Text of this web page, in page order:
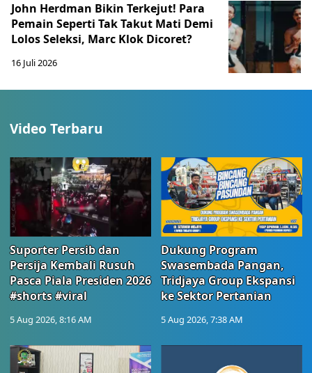
John Herdman Bikin Terkejut! Para
Pemain Seperti Tak Takut Mati Demi
Lolos Seleksi, Marc Klok Dicoret?
16 Juli 2026
Video Terbaru
Suporter Persib dan
Persija Kembali Rusuh
Pasca Piala Presiden 2026
#shorts #viral
5 Aug 2026, 8:16 AM
Dukung Program
Swasembada Pangan,
Tridjaya Group Ekspansi
ke Sektor Pertanian
5 Aug 2026, 7:38 AM